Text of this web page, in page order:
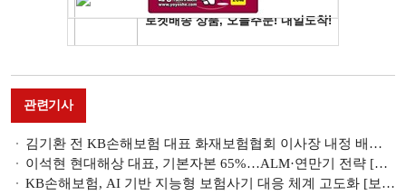
관련기사
김기환 전 KB손해보험 대표 화재보험협회 이사장 내정 배경은 [금융권 CEO 인사]
이석현 현대해상 대표, 기본자본 65%…ALM·연만기 전략 [보험사 기본자본 점검]
KB손해보험, AI 기반 지능형 보험사기 대응 체계 고도화 [보험사기 대응 역량 점검]